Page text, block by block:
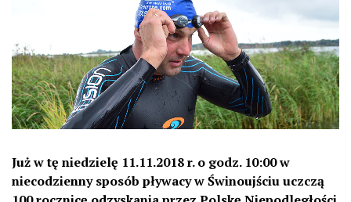
Już w tę niedzielę 11.11.2018 r. o godz. 10:00 w
niecodzienny sposób pływacy w Świnoujściu uczczą